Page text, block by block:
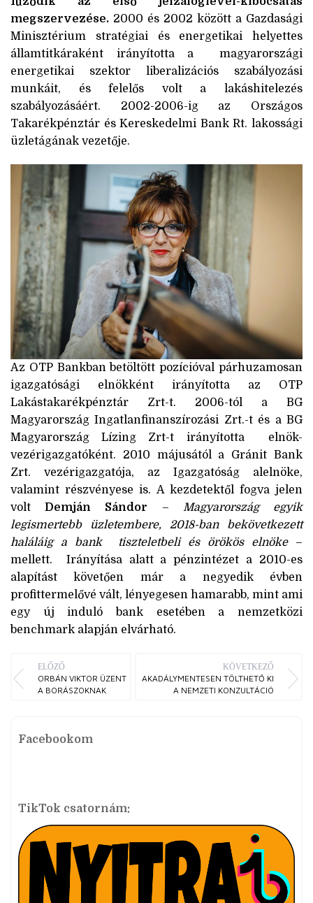
megszervezése. 2000 és 2002 között a Gazdasági
Minisztérium stratégiai és energetikai helyettes
államtitkáraként irányította a magyarországi
energetikai szektor liberalizációs szabályozási
munkáit, és felelős volt a lakáshitelezés
szabályozásáért. 2002-2006-ig az Országos
Takarékpénztár és Kereskedelmi Bank Rt. lakossági
üzletágának vezetője.
Az OTP Bankban betöltött pozícióval párhuzamosan
igazgatósági elnökként irányította az OTP
Lakástakarékpénztár Zrt-t. 2006-tól a BG
Magyarország Ingatlanfinanszírozási Zrt.-t és a BG
Magyarország Lízing Zrt-t irányította elnök-
vezérigazgatóként. 2010 májusától a Gránit Bank
Zrt. vezérigazgatója, az Igazgatóság alelnöke,
valamint részvényese is. A kezdetektől fogva jelen
voltDemján Sándor – Magyarország egyik
legismertebb üzletembere, 2018-ban bekövetkezett
haláláig a bank tiszteletbeli és örökös elnöke–
mellett. Irányítása alatt a pénzintézet a 2010-es
alapítást követően már a negyedik évben
profittermelővé vált, lényegesen hamarabb, mint ami
egy új induló bank esetében a nemzetközi
benchmark alapján elvárható.
ELŐZŐ
ORBÁN VIKTOR ÜZENT
A BORÁSZOKNAK
KÖVETKEZŐ
AKADÁLYMENTESEN TÖLTHETŐ KI
A NEMZETI KONZULTÁCIÓ
Facebookom
TikTok csatornám: